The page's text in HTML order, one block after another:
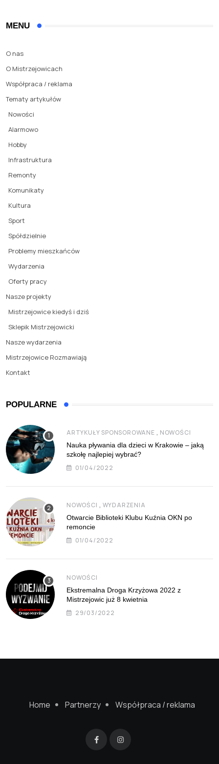
MENU
O nas
O Mistrzejowicach
Współpraca / reklama
Tematy artykułów
Nowości
Alarmowo
Hobby
Infrastruktura
Remonty
Komunikaty
Kultura
Sport
Spółdzielnie
Problemy mieszkańców
Wydarzenia
Oferty pracy
Nasze projekty
Mistrzejowice kiedyś i dziś
Sklepik Mistrzejowicki
Nasze wydarzenia
Mistrzejowice Rozmawiają
Kontakt
POPULARNE
ARTYKUŁY SPONSOROWANE , NOWOŚCI
Nauka pływania dla dzieci w Krakowie – jaką
szkołę najlepiej wybrać?
01/04/2022
NOWOŚCI , WYDARZENIA
Otwarcie Biblioteki Klubu Kuźnia OKN po
remoncie
01/04/2022
NOWOŚCI
Ekstremalna Droga Krzyżowa 2022 z
Mistrzejowic już 8 kwietnia
29/03/2022
Home Partnerzy Współpraca / reklama